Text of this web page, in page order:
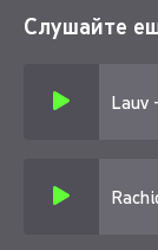
Слушайте
Lauv